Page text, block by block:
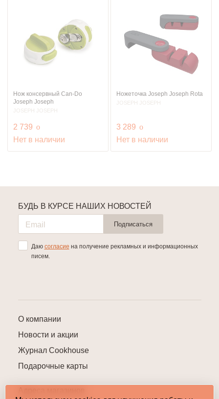
Нож консервный Can-Do
Joseph Joseph
JOSEPH JOSEPH
2 739 руб.
o
Нет в наличии
Ножеточка Joseph Joseph Rota
JOSEPH JOSEPH
3 289 руб.
o
Нет в наличии
О компании
Новости и акции
Журнал Cookhouse
Подарочные карты
БУДЬ В КУРСЕ НАШИХ НОВОСТЕЙ
Подписаться
Даю согласие на получение рекламных и информационных
писем.